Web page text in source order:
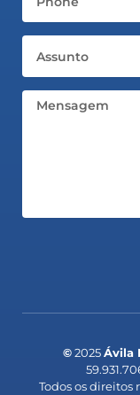
Mensagem
©2025Ávila
Todos os direitos